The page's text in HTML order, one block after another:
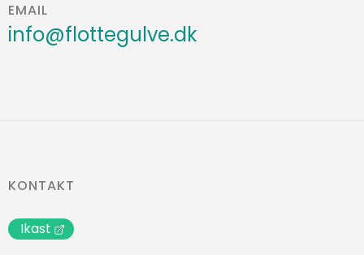
EMAIL
info@flottegulve.dk
KONTAKT
Ikast